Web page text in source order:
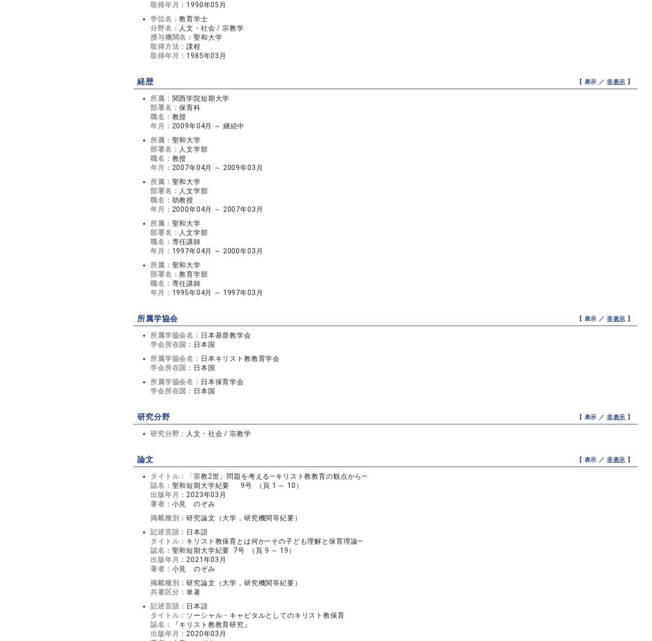
取得年月： 1990年05月
学位名：教育学士
分野名： 人文・社会 / 宗教学
授与機関名：聖和大学
取得方法：課程
取得年月： 1985年03月
経歴 【 表示 ／ 非表示 】
所属： 関西学院短期大学
部署名：保育科
職名： 教授
年月： 2009年04月 ～ 継続中
所属： 聖和大学
部署名： 人文学部
職名： 教授
年月： 2007年04月 ～ 2009年03月
所属： 聖和大学
部署名： 人文学部
職名： 助教授
年月： 2000年04月 ～ 2007年03月
所属： 聖和大学
部署名： 人文学部
職名： 専任講師
年月： 1997年04月 ～ 2000年03月
所属： 聖和大学
部署名：教育学部
職名： 専任講師
年月： 1995年04月 ～ 1997年03月
所属学協会 【 表示 ／ 非表示 】
所属学協会名： 日本基督教学会
学会所在国： 日本国
所属学協会名： 日本キリスト教教育学会
学会所在国： 日本国
所属学協会名： 日本保育学会
学会所在国： 日本国
研究分野 【 表示 ／ 非表示 】
研究分野： 人文・社会 / 宗教学
論文 【 表示 ／ 非表示 】
タイトル：
「宗教2世」問題を考える―キリスト教教育の観点から―
誌名： 聖和短期大学紀要 9号 （頁 1 ～ 10）
出版年月： 2023年03月
著者： 小見 のぞみ
掲載種別：研究論文（大学，研究機関等紀要）
記述言語： 日本語
タイトル： キリスト教保育とは何か―その子ども理解と保育理論―
誌名： 聖和短期大学紀要 7号 （頁 9 ～ 19）
出版年月： 2021年03月
著者： 小見 のぞみ
掲載種別：研究論文（大学，研究機関等紀要）
共著区分：単著
記述言語： 日本語
タイトル： ソーシャル・キャピタルとしてのキリスト教保育
誌名：
『キリスト教教育研究』
出版年月： 2020年03月